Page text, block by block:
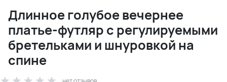
Длинное голубое вечернее
платье-футляр с регулируемыми
бретельками и шнуровкой на
спине